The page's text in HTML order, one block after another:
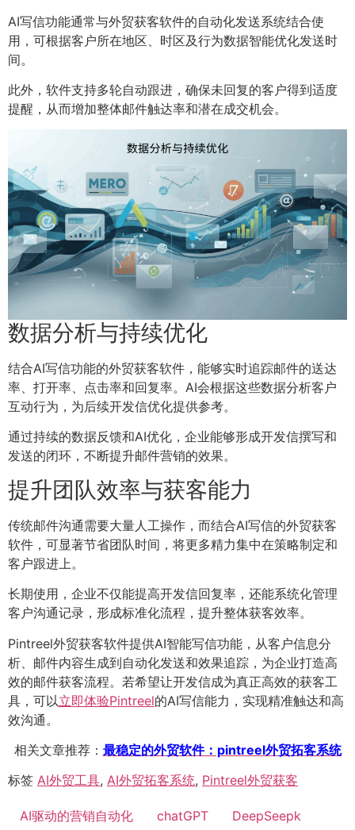
AI写信功能通常与外贸获客软件的自动化发送系统结合使
用，可根据客户所在地区、时区及行为数据智能优化发送时
间。
此外，软件支持多轮自动跟进，确保未回复的客户得到适度
提醒，从而增加整体邮件触达率和潜在成交机会。
数据分析与持续优化
结合AI写信功能的外贸获客软件，能够实时追踪邮件的送达
率、打开率、点击率和回复率。AI会根据这些数据分析客户
互动行为，为后续开发信优化提供参考。
通过持续的数据反馈和AI优化，企业能够形成开发信撰写和
发送的闭环，不断提升邮件营销的效果。
提升团队效率与获客能力
传统邮件沟通需要大量人工操作，而结合AI写信的外贸获客
软件，可显著节省团队时间，将更多精力集中在策略制定和
客户跟进上。
长期使用，企业不仅能提高开发信回复率，还能系统化管理
客户沟通记录，形成标准化流程，提升整体获客效率。
Pintreel外贸获客软件提供AI智能写信功能，从客户信息分
析、邮件内容生成到自动化发送和效果追踪，为企业打造高
效的邮件获客流程。若希望让开发信成为真正高效的获客工
具，可以立即体验Pintreel的AI写信能力，实现精准触达和高
效沟通。
相关文章推荐： 最稳定的外贸软件：pintreel外贸拓客系统
标签 AI外贸工具, AI外贸拓客系统, Pintreel外贸获客
AI驱动的营销自动化 chatGPT DeepSeepk